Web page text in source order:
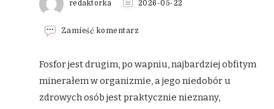
redaktorka 2026-05-22
Zamieść komentarz
–
rola
w
organizmie,
niedobór
Fosfor jest drugim, po wapniu, najbardziej obfitym
minerałem w organizmie, a jego niedobór u
zdrowych osób jest praktycznie nieznany,